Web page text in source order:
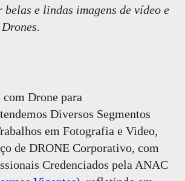
belas e lindas imagens de vídeo e
Drone para
Diversos Segmentos
em Fotografia e Video,
de DRONE Corporativo, com
Credenciados pela ANAC